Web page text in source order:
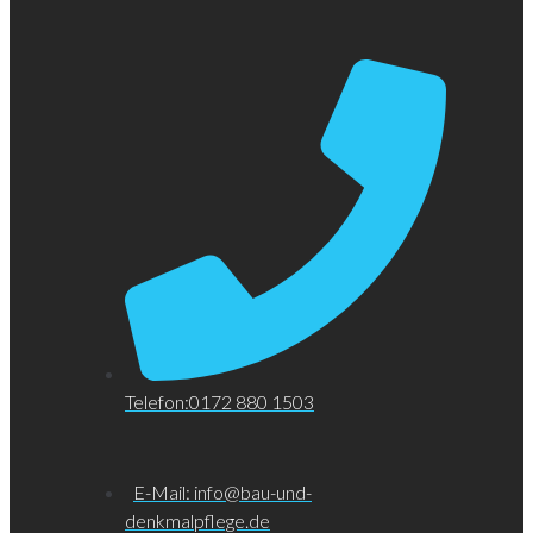
Telefon:0172 880 1503
E-Mail: info@bau-und-
denkmalpflege.de